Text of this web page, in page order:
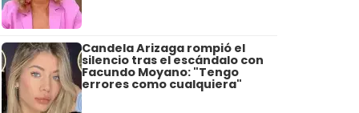
Candela Arizaga rompió el
silencio tras el escándalo con
Facundo Moyano: "Tengo
errores como cualquiera"